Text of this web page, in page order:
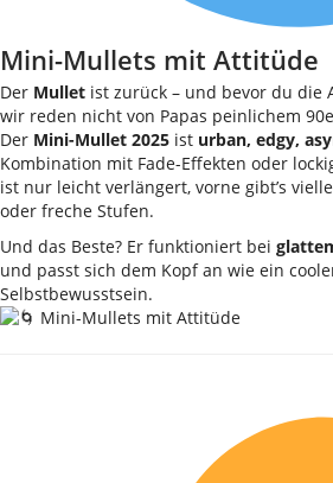
Mini-Mullets mit Attitüde
Der Mullet ist zurück – und bevor du die
wir reden nicht von Papas peinlichem
Der Mini-Mullet 2025 ist urban, edgy,
Kombination mit Fade-Effekten oder
ist nur leicht verlängert, vorne gibt’s
oder freche Stufen.
Und das Beste? Er funktioniert bei
und passt sich dem Kopf an wie ein
Selbstbewusstsein.